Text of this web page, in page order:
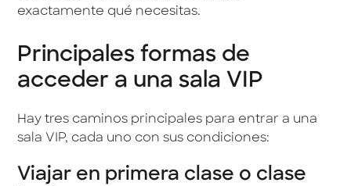
exactamente qué necesitas.
Principales formas de
acceder a una sala VIP
Hay tres caminos principales para entrar a una
sala VIP, cada uno con sus condiciones:
Viajar en primera clase o clase